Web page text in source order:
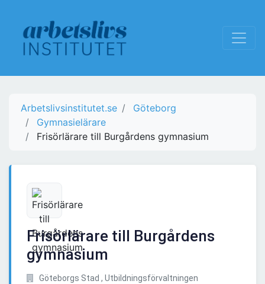
Arbetslivsinstitutet.se
Göteborg
Gymnasielärare
Frisörlärare till Burgårdens gymnasium
Frisörlärare till Burgårdens
gymnasium
Göteborgs Stad , Utbildningsförvaltningen